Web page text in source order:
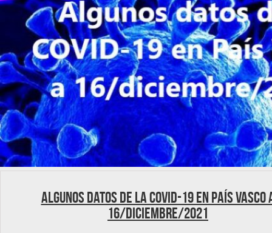
Algunos datos de la COVID-19 en País Vasco
16/diciembre/2021